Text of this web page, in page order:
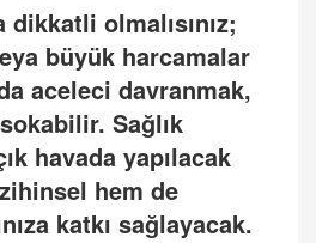
olmalısınız;
büyük harcamalar
aceleci davranmak,
Sağlık
havada yapılacak
hem de
katkı sağlayacak.